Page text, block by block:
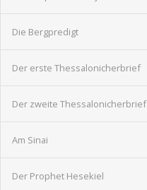
Die Bergpredigt
Der erste Thessalonicherbrief
Der zweite Thessalonicherbrief
Am Sinai
Der Prophet Hesekiel